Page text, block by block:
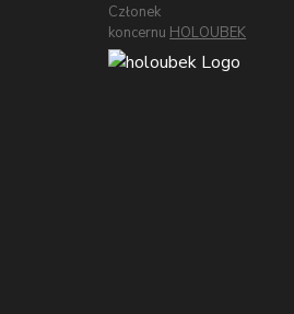
Członek
koncernu HOLOUBEK